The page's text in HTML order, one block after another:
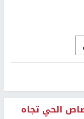
الحي تجاه